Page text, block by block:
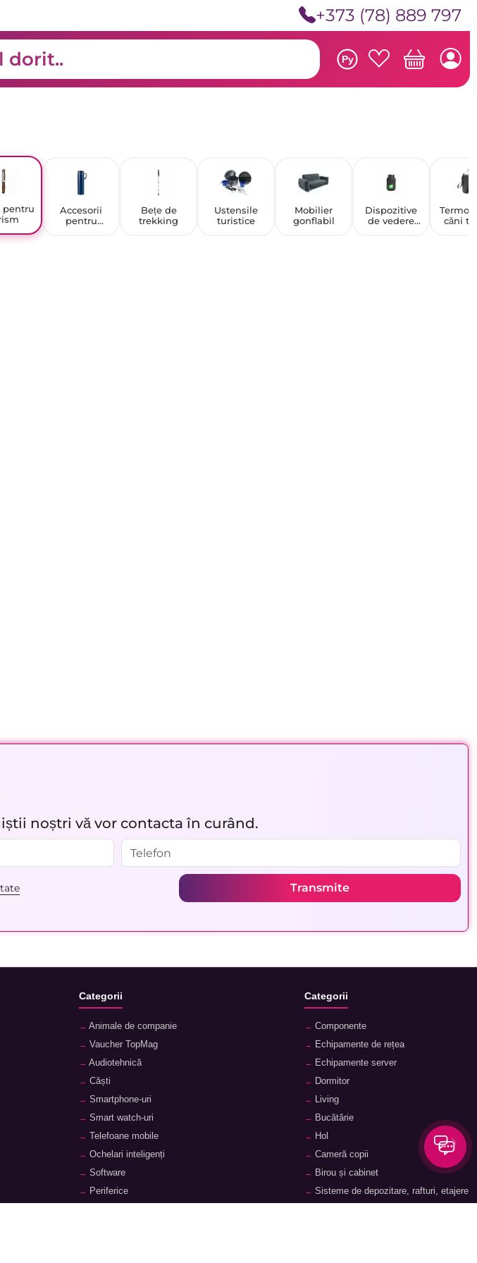
+373 (78) 889 797
Ру
pentru
Accesorii
pentru
Bețe de
trekking
Ustensile
turistice
Mobilier
gonflabil
Dispozitive
de vedere
căni
noștri vă vor contacta în curând.
Transmite
Categorii
Animale de companie
Vaucher TopMag
Audiotehnică
Căști
Smartphone-uri
Smart watch-uri
Telefoane mobile
Ochelari inteligenți
Software
Periferice
Categorii
Componente
Echipamente de rețea
Echipamente server
Dormitor
Living
Bucătărie
Hol
Cameră copii
Birou și cabinet
Sisteme de depozitare, rafturi, etajere